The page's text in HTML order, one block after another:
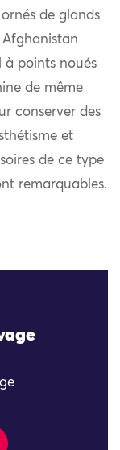
de glands
Afghanistan
à points noués
de même
conserver des
et
de ce type
remarquables.